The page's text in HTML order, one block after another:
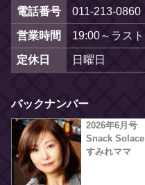
電話番号 011-213-0860
営業時間 19:00～ラスト
定休日 日曜日
バックナンバー
2026年6月号
Snack Solace
すみれママ